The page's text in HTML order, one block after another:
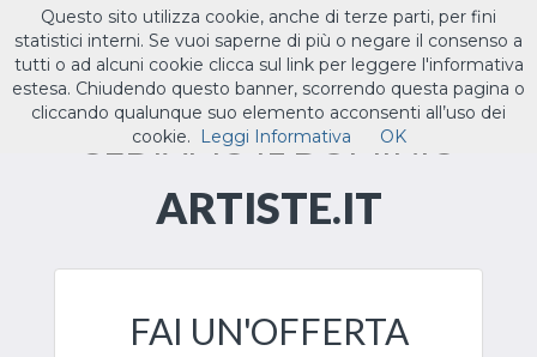
Toggle
ILTUO.IT
CEDIAMO IL DOMINIO
ARTISTE.IT
FAI UN'OFFERTA
Questo sito utilizza cookie, anche di terze parti, per fini
statistici interni. Se vuoi saperne di più o negare il consenso a
tutti o ad alcuni cookie clicca sul link per leggere l'informativa
estesa. Chiudendo questo banner, scorrendo questa pagina o
cliccando qualunque suo elemento acconsenti all’uso dei
cookie.
Leggi Informativa OK